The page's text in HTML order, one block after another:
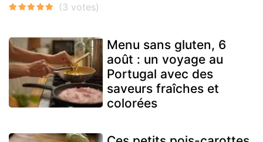
Menu sans gluten, 6
août : un voyage au
Portugal avec des
saveurs fraîches et
colorées